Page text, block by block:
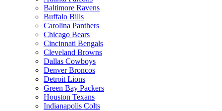
Baltimore Ravens
Buffalo Bills
Carolina Panthers
Chicago Bears
Cincinnati Bengals
Cleveland Browns
Dallas Cowboys
Denver Broncos
Detroit Lions
Green Bay Packers
Houston Texans
Indianapolis Colts